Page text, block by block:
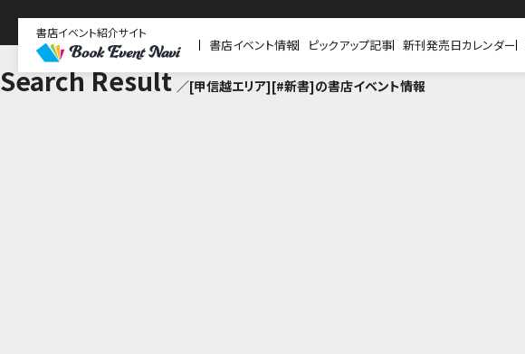
書店イベント紹介サイト
書店イベント情報 ピックアップ記事 新刊発売日カレンダー
Search Result ／[甲信越エリア][#新書]の書店イベント情報